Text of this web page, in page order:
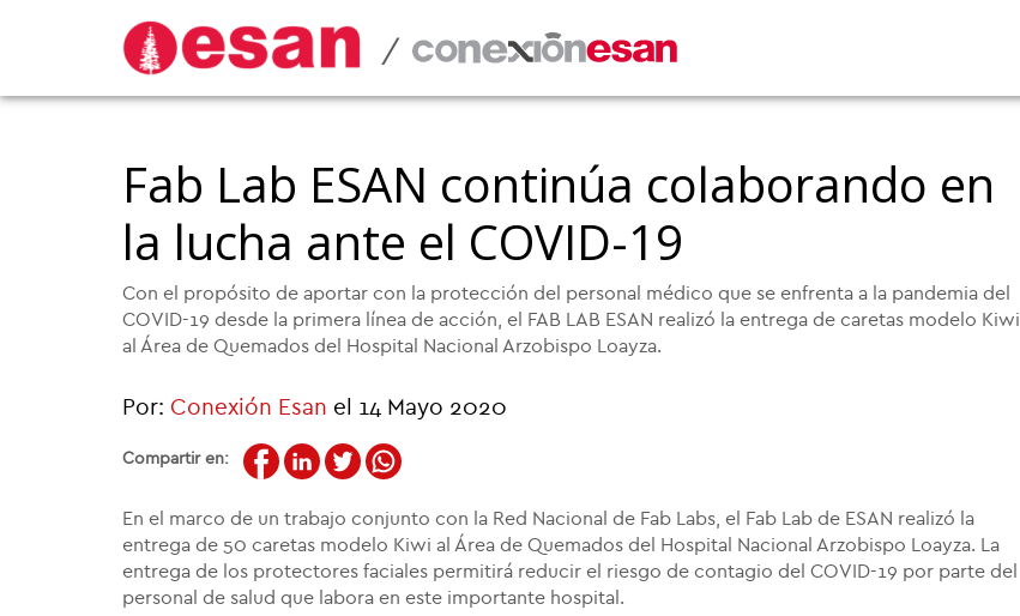
/
Fab Lab ESAN continúa colaborando en
la lucha ante el COVID-19
Con el propósito de aportar con la protección del personal médico que se enfrenta a la pandemia del
COVID-19 desde la primera línea de acción, el FAB LAB ESAN realizó la entrega de caretas modelo Kiwi
al Área de Quemados del Hospital Nacional Arzobispo Loayza.
Por: Conexión Esan el 14 Mayo 2020
Compartir en:
En el marco de un trabajo conjunto con la Red Nacional de Fab Labs, el Fab Lab de ESAN realizó la
entrega de 50 caretas modelo Kiwi al Área de Quemados del Hospital Nacional Arzobispo Loayza. La
entrega de los protectores faciales permitirá reducir el riesgo de contagio del COVID-19 por parte del
personal de salud que labora en este importante hospital.